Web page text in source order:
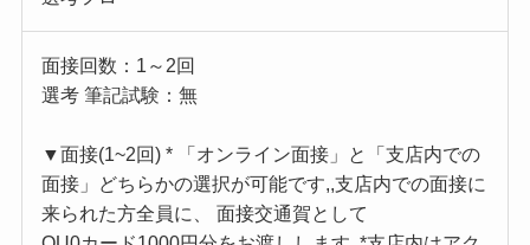
面接回数：1～2回
選考 筆記試験：無
▼面接(1~2回) * 「オンライン面接」と「支店内での
面接」どちらかの選択が可能です,,支店内での面接に
来られた方全員に、 面接交通賀として